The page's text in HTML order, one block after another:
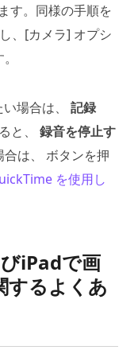
す。同様の手順を
、[カメラ] オプシ
場合は、 記録
と、 録音を停止す
は、 ボタンを押
を使用し
iPadで画
するよくあ